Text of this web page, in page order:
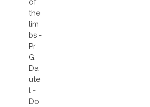
of
the
lim
bs -
Pr
G.
Da
ute
l -
Do